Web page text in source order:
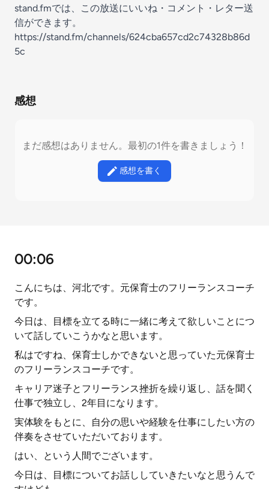
stand.fmでは、この放送にいいね・コメント・レター送
信ができます。
https://stand.fm/channels/624cba657cd2c74328b86d
5c
感想
まだ感想はありません。最初の1件を書きましょう！
感想を書く
00:06
こんにちは、河北です。元保育士のフリーランスコーチ
です。
今日は、目標を立てる時に一緒に考えて欲しいことにつ
いて話していこうかなと思います。
私はですね、保育士しかできないと思っていた元保育士
のフリーランスコーチです。
キャリア迷子とフリーランス挫折を繰り返し、話を聞く
仕事で独立し、2年目になります。
実体験をもとに、自分の思いや経験を仕事にしたい方の
伴奏をさせていただいております。
はい、という人間でございます。
今日は、目標についてお話ししていきたいなと思うんで